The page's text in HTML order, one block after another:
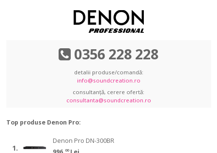
0356 228 228
detalii produse/comandă:
info@soundcreation.ro
consultanță, cerere ofertă:
consultanta@soundcreation.ro
Top produse Denon Pro:
Pro
1.
Denon Pro DN-300BR
00